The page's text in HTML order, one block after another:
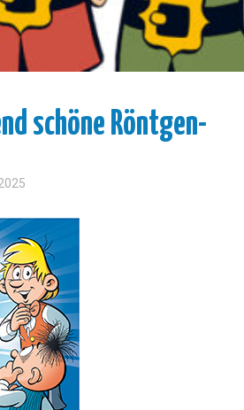
schöne Röntgen-